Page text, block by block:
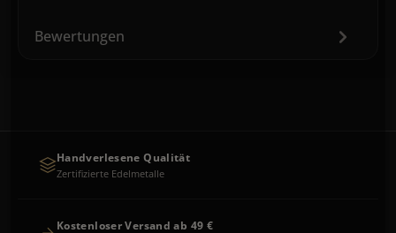
Bewertungen
Handverlesene Qualität
Zertifizierte Edelmetalle
Kostenloser Versand ab 49 €